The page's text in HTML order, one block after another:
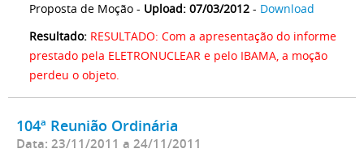
Proposta de Moção - Upload: 07/03/2012 - Download
Resultado: RESULTADO: Com a apresentação do informe
prestado pela ELETRONUCLEAR e pelo IBAMA, a moção
perdeu o objeto.
104ª Reunião Ordinária
Data: 23/11/2011 a 24/11/2011